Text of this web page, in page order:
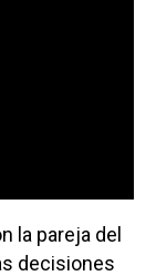
la pareja del
decisiones